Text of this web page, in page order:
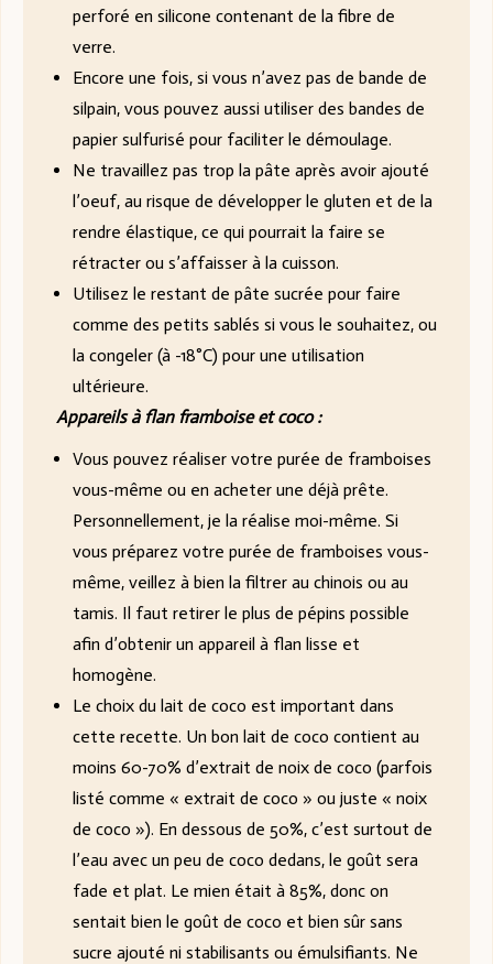
perforé en silicone contenant de la fibre de
verre.
Encore une fois, si vous n’avez pas de bande de
silpain, vous pouvez aussi utiliser des bandes de
papier sulfurisé pour faciliter le démoulage.
Ne travaillez pas trop la pâte après avoir ajouté
l’oeuf, au risque de développer le gluten et de la
rendre élastique, ce qui pourrait la faire se
rétracter ou s’affaisser à la cuisson.
Utilisez le restant de pâte sucrée pour faire
comme des petits sablés si vous le souhaitez, ou
la congeler (à -18°C) pour une utilisation
ultérieure.
Appareils à flan framboise et coco :
Vous pouvez réaliser votre purée de framboises
vous-même ou en acheter une déjà prête.
Personnellement, je la réalise moi-même. Si
vous préparez votre purée de framboises vous-
même, veillez à bien la filtrer au chinois ou au
tamis. Il faut retirer le plus de pépins possible
afin d’obtenir un appareil à flan lisse et
homogène.
Le choix du lait de coco est important dans
cette recette. Un bon lait de coco contient au
moins 60-70% d’extrait de noix de coco (parfois
listé comme « extrait de coco » ou juste « noix
de coco »). En dessous de 50%, c’est surtout de
l’eau avec un peu de coco dedans, le goût sera
fade et plat. Le mien était à 85%, donc on
sentait bien le goût de coco et bien sûr sans
sucre ajouté ni stabilisants ou émulsifiants. Ne